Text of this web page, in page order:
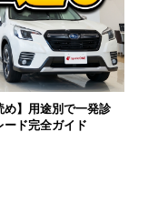
め】用途別で一発診
ード完全ガイド